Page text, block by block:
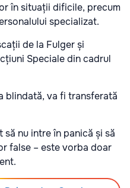
în situații dificile, precum
specializat.
de la Fulger și
Speciale din cadrul
blindată, va fi transferată
nu intre în panică și să
false – este vorba doar